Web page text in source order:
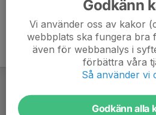
Godkänn
Vi använder oss av kakor
webbplats ska fungera bra
även för webbanalys i
förbättra våra
Så använder vi
Godkänn alla